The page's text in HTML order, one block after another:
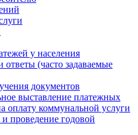
у населения
(часто задаваемые
документов
выставление платежных
оплату коммунальной услуги
проведение годовой